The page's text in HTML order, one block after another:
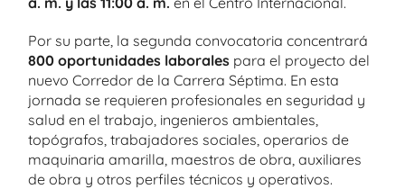
Por su parte, la segunda convocatoria concentrará
800 oportunidades laborales para el proyecto del
nuevo Corredor de la Carrera Séptima. En esta
jornada se requieren profesionales en seguridad y
salud en el trabajo, ingenieros ambientales,
topógrafos, trabajadores sociales, operarios de
maquinaria amarilla, maestros de obra, auxiliares
de obra y otros perfiles técnicos y operativos.